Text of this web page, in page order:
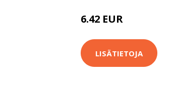
6.42 EUR
LISÄTIETOJA